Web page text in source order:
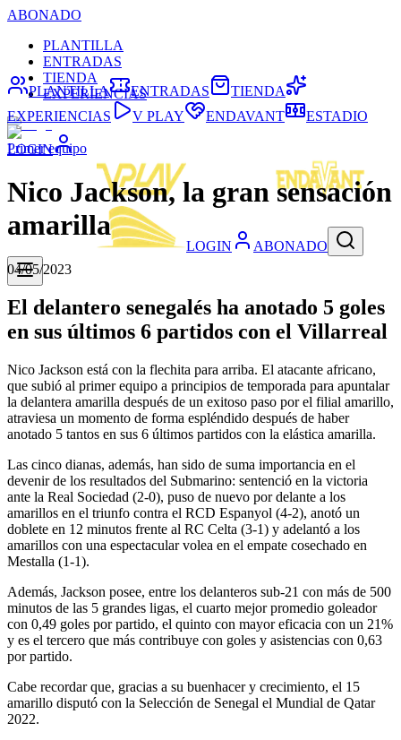
ABONADO
PLANTILLA
ENTRADAS
TIENDA
EXPERIENCIAS
LOGIN
LOGIN ABONADO
PLANTILLA ENTRADAS
TIENDA
EXPERIENCIAS
V PLAY ENDAVANT ESTADIO
Primer equipo
Nico Jackson, la gran sensación
amarilla
04/05/2023
El delantero senegalés ha anotado 5 goles
en sus últimos 6 partidos con el Villarreal
Nico Jackson está con la flechita para arriba. El atacante africano,
que subió al primer equipo a principios de temporada para apuntalar
la delantera amarilla después de un exitoso paso por el filial amarillo,
atraviesa un momento de forma espléndido después de haber
anotado 5 tantos en sus 6 últimos partidos con la elástica amarilla.
Las cinco dianas, además, han sido de suma importancia en el
devenir de los resultados del Submarino: sentenció en la victoria
ante la Real Sociedad (2-0), puso de nuevo por delante a los
amarillos en el triunfo contra el RCD Espanyol (4-2), anotó un
doblete en 12 minutos frente al RC Celta (3-1) y adelantó a los
amarillos con una espectacular volea en el empate cosechado en
Mestalla (1-1).
Además, Jackson posee, entre los delanteros sub-21 con más de 500
minutos de las 5 grandes ligas, el cuarto mejor promedio goleador
con 0,49 goles por partido, el quinto con mayor eficacia con un 21%
y es el tercero que más contribuye con goles y asistencias con 0,63
por partido.
Cabe recordar que, gracias a su buenhacer y crecimiento, el 15
amarillo disputó con la Selección de Senegal el Mundial de Qatar
2022.